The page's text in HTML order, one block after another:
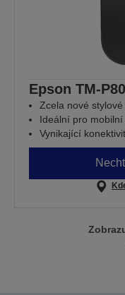
Epson TM-
Zcela nové
Ideální pro
Vynikající